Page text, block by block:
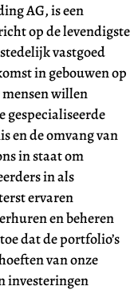
AG, is een
op de levendigste
vastgoed
in gebouwen op
willen
gespecialiseerde
en de omvang van
in staat om
in als
ervaren
en beheren
dat de portfolio’s
van onze
investeringen